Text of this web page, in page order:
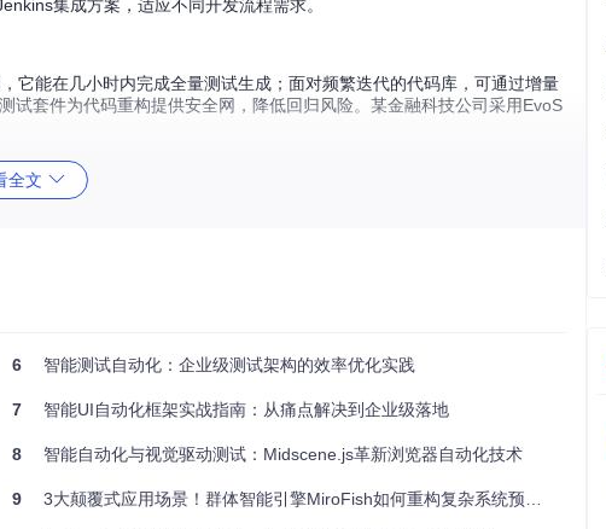
集成方案，适应不同开发流程需求。
它能在几小时内完成全量测试生成；面对频繁迭代的代码库，可通过增量
套件为代码重构提供安全网，降低回归风险。某金融科技公司采用EvoS
方法调用序列和输入参数的染色体
目标或时间限制
情况。
全文
6 智能测试自动化：企业级测试架构的效率优化实践
7 智能UI自动化框架实战指南：从痛点解决到企业级落地
8 智能自动化与视觉驱动测试：Midscene.js革新浏览器自动化技术
9 3大颠覆式应用场景！群体智能引擎MiroFish如何重构复杂系统预测范式